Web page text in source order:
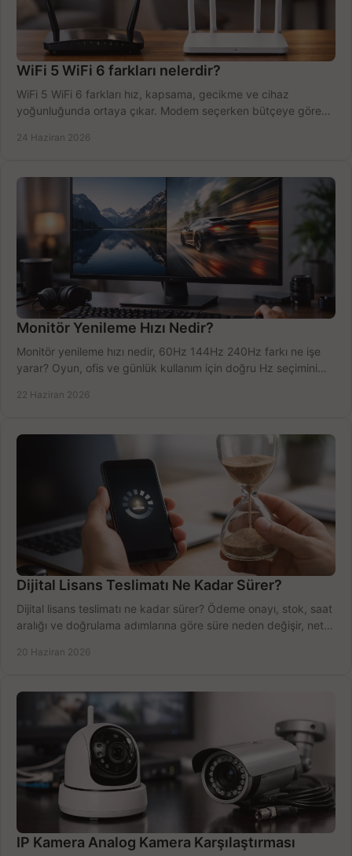
WiFi 5 WiFi 6 farkları nelerdir?
WiFi 5 WiFi 6 farkları hız, kapsama, gecikme ve cihaz
yoğunluğunda ortaya çıkar. Modem seçerken bütçeye göre
24 Haziran 2026
Monitör Yenileme Hızı Nedir?
Monitör yenileme hızı nedir, 60Hz 144Hz 240Hz farkı ne işe
yarar? Oyun, ofis ve günlük kullanım için doğru Hz seçimini
22 Haziran 2026
Dijital Lisans Teslimatı Ne Kadar Sürer?
Dijital lisans teslimatı ne kadar sürer? Ödeme onayı, stok, saat
aralığı ve doğrulama adımlarına göre süre neden değişir, net
20 Haziran 2026
IP Kamera Analog Kamera Karşılaştırması